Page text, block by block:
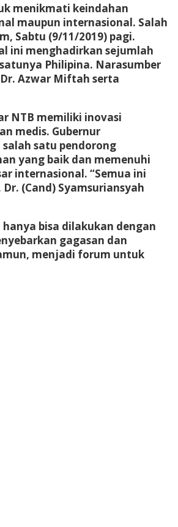
menikmati keindahan
maupun internasional. Salah
Sabtu (9/11/2019) pagi.
ini menghadirkan sejumlah
Philipina. Narasumber
Azwar Miftah serta
NTB memiliki inovasi
medis. Gubernur
satu pendorong
yang baik dan memenuhi
internasional. “Semua ini
(Cand) Syamsuriansyah
bisa dilakukan dengan
gagasan dan
menjadi forum untuk